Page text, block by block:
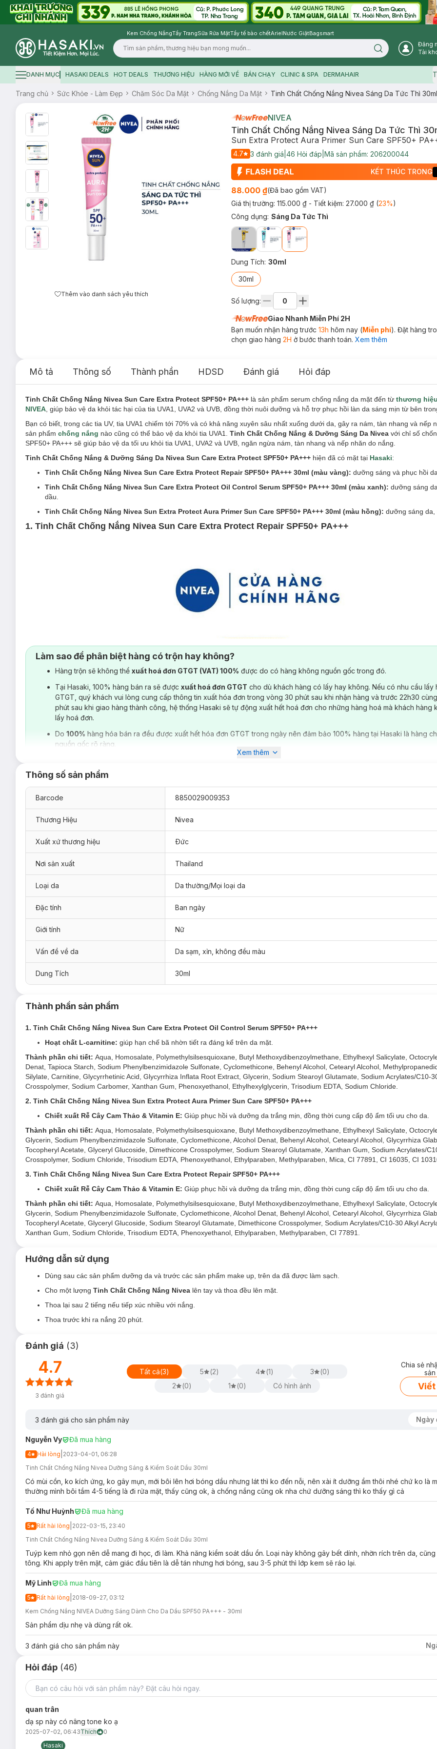
Kem Chống NắngTẩy TrangSữa Rửa MặtTẩy tế bào chếtArielNước GiặtBagsmart
Logo
Search icon
Đăng
Tài
Hamburger icon
DANH MỤC HASAKI DEALS HOT DEALS THƯƠNG HIỆU HÀNG MỚI VỀ BÁN CHẠY CLINIC & SPA DERMAHAIR
Trang chủ Sức Khỏe - Làm Đẹp Chăm Sóc Da Mặt Chống Nắng Da Mặt Tinh Chất Chống Nắng Nivea Sáng Da Tức Thì 30ml
Thêm vào danh sách yêu thích
NIVEA
Tinh Chất Chống Nắng Nivea Sáng Da Tức Thì
Sun Extra Protect Aura Primer Sun Care SPF50+
4.7 3 đánh giá 46 Hỏi đáp Mã sản phẩm: 206200044
KẾT THÚC TRONG
88.000 ₫(Đã bao gồm VAT)
Giá thị trường: 115.000 ₫ - Tiết kiệm: 27.000 ₫(23%)
Công dụng: Sáng Da Tức Thì
Dung Tích: 30ml
30ml
Số lượng:
Giao Nhanh Miễn Phí 2H
Bạn muốn nhận hàng trước 13h hôm nay (Miễn phí). Đặt hàng
chọn giao hàng 2H ở bước thanh toán. Xem thêm
Mô tả Thông số Thành phần HDSD Đánh giá Hỏi đáp
Tinh Chất Chống Nắng Nivea Sun Care Extra Protect SPF50+ PA+++ là sản phẩm serum chống nắng da mặt đến từ thương
NIVEA , giúp bảo vệ da khỏi tác hại của tia UVA1, UVA2 và UVB, đồng thời nuôi dưỡng và hỗ trợ phục hồi làn da sáng mịn từ bên
Bạn có biết, trong các tia UV, tia UVA1 chiếm tới 70% và có khả năng xuyên sâu nhất xuống dưới da, gây ra nám, tàn nhang và nếp
sản phẩm chống nắng nào cũng có thể bảo vệ da khỏi tia UVA1. Tinh Chất Chống Nắng & Dưỡng Sáng Da Nivea với chỉ số
SPF50+ PA+++ sẽ giúp bảo vệ da tối ưu khỏi tia UVA1, UVA2 và UVB, ngăn ngừa nám, tàn nhang và nếp nhăn do nắng.
Tinh Chất Chống Nắng & Dưỡng Sáng Da Nivea Sun Care Extra Protect SPF50+ PA+++ hiện đã có mặt tại Hasaki:
Tinh Chất Chống Nắng Nivea Sun Care Extra Protect Repair SPF50+ PA+++ 30ml (màu vàng): dưỡng sáng và phục hồi da.
Tinh Chất Chống Nắng Nivea Sun Care Extra Protect Oil Control Serum SPF50+ PA+++ 30ml (màu xanh): dưỡng sáng
dầu.
Tinh Chất Chống Nắng Nivea Sun Extra Protect Aura Primer Sun Care SPF50+ PA+++ 30ml (màu hồng): dưỡng sáng da,
1. Tinh Chất Chống Nắng Nivea Sun Care Extra Protect Repair SPF50+ PA+++
Sản phẩm phù hợp cho mọi loại da.
Giải pháp cho tình trạng da:
Da thiếu độ ẩm
Ưu thế nổi bật:
Chiết xuất rễ Cây Cam Thảo & Vitamin Egiúp phục hồi và dưỡng da sáng mịn, đồng thời cung cấp độ ẩm tối ưu cho da.
Công thức tiên tiến vớichỉ số chống nắng SPF50+ PA+++giúp bảo vệ da tối ưu khỏi tia UVA1, UVA2 và UVB, giúp ngăn
và nếp nhăn do nắng.
Kết cấu dạng tinh chất chứa các hạt phân tử siêu nhỏ, dễ dàng thấm nhanh và sâu vào da*, đem lại cảm giác dịu nhẹ, thoáng
rít. (*Lớp biểu bì)
Đặc biệt, có thể sử dụng như lớp lót trang điểm, mỏng nhẹ tự nhiên và phù hợp với nhiều màu da.
Khi sử hàng ngày sản phẩm sẽ mang đến sự bảo vệ tối ưu và nuôi dưỡng da sáng mịn.
2. Tinh Chất Chống Nắng Nivea Sun Care Extra Protect Oil Control Serum SPF50+ PA+++
Loại da phù hợp:
Sản phẩm phù hợp cho da dầu, hỗn hợp thiên dầu.
Chứa hoạt chất L-carnitine
giúp hạn chế bã nhờn tiết ra đáng kể trên da mặt.
và nếp nhăn do nắng.
Đặc biệt, có thể sử dụng như lớp lót trang điểm, mỏng nhẹ tự nhiên và phù hợp với nhiều màu da.
(*Lớp biểu bì)
Loại da phù hợp:
Sản phẩm phù hợp cho mọi loại da.
Giải pháp cho tình trạng da:
Ưu thế nổi bật:
Chiết xuất rễ Cây Cam Thảo & Vitamin Egiúp phục hồi và dưỡng da sáng mịn, đồng thời cung cấp độ ẩm tối ưu cho da.
Công thức tiên tiến với
rít.
Đặc biệt có thể sử dụng như lớp lót trang điểm mỏng nhẹ tự nhiên, giúp da sáng hồng lên ngay sau khi sử dụng**.
(*Lớp biểu bì. **Nhờ hiệu quả của chất làm sáng quang học.)
Bảo quản nơi khô ráo, thoáng mát, tránh ánh nắng trực tiếp.
Đậy nắp kín sau khi sử dụng.
Tránh xa tầm tay trẻ em.
Thông số sản phẩm:
Thương hiệu:
Làm sao để phân biệt hàng có trộn hay không?
Hàng trộn sẽ không thể xuất hoá đơn GTGT (VAT) 100% được do có hàng không nguồn gốc trong đó.
Tại Hasaki, 100% hàng bán ra sẽ được xuất hoá đơn GTGT cho dù khách hàng có lấy hay không. Nếu có nhu cầu lấy
GTGT, quý khách vui lòng cung cấp thông tin xuất hóa đơn trong vòng 30 phút sau khi nhận hàng và trước 22h30
phút sau khi giao hàng thành công, hệ thống Hasaki sẽ tự động xuất hết hoá đơn cho những hàng hoá mà khách hàng
lấy hoá đơn.
Do 100% hàng hóa bán ra đều được xuất hết hóa đơn GTGT trong ngày nên đảm bảo 100% hàng tại Hasaki là hàng
nguồn gốc rõ ràng.
Xem thêm
Thông số sản phẩm
Barcode 8850029009353
Thương Hiệu Nivea
Xuất xứ thương hiệu Ðức
Nơi sản xuất Thailand
Loại da Da thường/Mọi loại da
Đặc tính Ban ngày
Giới tính Nữ
Vấn đề về da Da sạm, xỉn, không đều màu
Dung Tích 30ml
Thành phần sản phẩm
1. Tinh Chất Chống Nắng Nivea Sun Care Extra Protect Oil Control Serum SPF50+ PA+++
Hoạt chất L-carnitine: giúp hạn chế bã nhờn tiết ra đáng kể trên da mặt.
Thành phần chi tiết: Aqua, Homosalate, Polymethylsilsesquioxane, Butyl Methoxydibenzoylmethane, Ethylhexyl Salicylate,
Denat, Tapioca Starch, Sodium Phenylbenzimidazole Sulfonate, Cyclomethicone, Behenyl Alcohol, Cetearyl Alcohol,
Silylate, Carnitine, Glycyrrhetinic Acid, Glycyrrhiza Inflata Root Extract, Glycerin, Sodium Stearoyl Glutamate, Sodium Acrylates/C10-
Crosspolymer, Sodium Carbomer, Xanthan Gum, Phenoxyethanol, Ethylhexylglycerin, Trisodium EDTA, Sodium Chloride.
2. Tinh Chất Chống Nắng Nivea Sun Extra Protect Aura Primer Sun Care SPF50+ PA+++
Chiết xuất Rễ Cây Cam Thảo & Vitamin E: Giúp phục hồi và dưỡng da trắng mịn, đồng thời cung cấp độ ẩm tối ưu cho da.
Thành phần chi tiết: Aqua, Homosalate, Polymethylsilsesquioxane, Butyl Methoxydibenzoylmethane, Ethylhexyl Salicylate,
Glycerin, Sodium Phenylbenzimidazole Sulfonate, Cyclomethicone, Alcohol Denat, Behenyl Alcohol, Cetearyl Alcohol, Glycyrrhiza
Tocopheryl Acetate, Glyceryl Glucoside, Dimethicone Crosspolymer, Sodium Stearoyl Glutamate, Xanthan Gum, Sodium Acrylates/
Crosspolymer, Sodium Chloride, Trisodium EDTA, Phenoxyethanol, Ethylparaben, Methylparaben, Mica, CI 77891, CI 16035, CI
3. Tinh Chất Chống Nắng Nivea Sun Care Extra Protect Repair SPF50+ PA+++
Chiết xuất Rễ Cây Cam Thảo & Vitamin E: Giúp phục hồi và dưỡng da trắng mịn, đồng thời cung cấp độ ẩm tối ưu cho da.
Thành phần chi tiết: Aqua, Homosalate, Polymethylsilsesquioxane, Butyl Methoxydibenzoylmethane, Ethylhexyl Salicylate,
Glycerin, Sodium Phenylbenzimidazole Sulfonate, Cyclomethicone, Alcohol Denat, Behenyl Alcohol, Cetearyl Alcohol, Glycyrrhiza
Tocopheryl Acetate, Glyceryl Glucoside, Sodium Stearoyl Glutamate, Dimethicone Crosspolymer, Sodium Acrylates/C10-30 Alkyl
Xanthan Gum, Sodium Chloride, Trisodium EDTA, Phenoxyethanol, Ethylparaben, Methylparaben, CI 77891.
Hướng dẫn sử dụng
Dùng sau các sản phẩm dưỡng da và trước các sản phẩm make up, trên da đã được làm sạch.
Cho một lượng Tinh Chất Chống Nắng Nivea lên tay và thoa đều lên mặt.
Thoa lại sau 2 tiếng nếu tiếp xúc nhiều với nắng.
Thoa trước khi ra nắng 20 phút.
Đánh giá (3)
4.7
3 đánh giá
Tất cả(3) 5 (2) 4 (1) 3 (0)
2
(0) 1 (0) Có hình ảnh
Chia sẻ
Viết
3 đánh giá cho sản phẩm này Ngày
Nguyễn Vy Đã mua hàng
4 Hài lòng 2023-04-01, 06:28
Tinh Chất Chống Nắng Nivea Dưỡng Sáng & Kiểm Soát Dầu 30ml
Có mùi cồn, ko kích ứng, ko gây mụn, mới bôi lên hơi bóng dầu nhưng lát thì ko đến nỗi, nên xài ít dưỡng ẩm thôi nhé chứ ko là
thường mình bôi tầm 4-5 tiếng là đi rửa mặt, thấy cũng ok, à chống nắng cũng ok nha chứ dưỡng sáng thì ko thấy gì cả
Tố Như Huỳnh Đã mua hàng
5 Rất hài lòng 2022-03-15, 23:40
Tinh Chất Chống Nắng Nivea Dưỡng Sáng & Kiểm Soát Dầu 30ml
Tuýp kem nhỏ gọn nên dễ mang đi học, đi làm. Khả năng kiểm soát dầu ổn. Loại này không gây bết dính, nhờn rích trên da,
tông. Khi apply trên mặt, cảm giác đầu tiên là dễ tán nhưng hơi bóng, sau 3-5 phút thì lớp kem sẽ ráo lại.
Mỹ Linh Đã mua hàng
5 Rất hài lòng 2018-09-27, 03:12
Kem Chống Nắng NIVEA Dưỡng Sáng Dành Cho Da Dầu SPF50 PA+++ - 30ml
Sản phẩm dịu nhẹ và dùng rất ok.
3 đánh giá cho sản phẩm này
Hỏi đáp (46)
quan trân
dạ sp này có nâng tone ko ạ
2025-07-02, 06:43Thích
0
Hasaki